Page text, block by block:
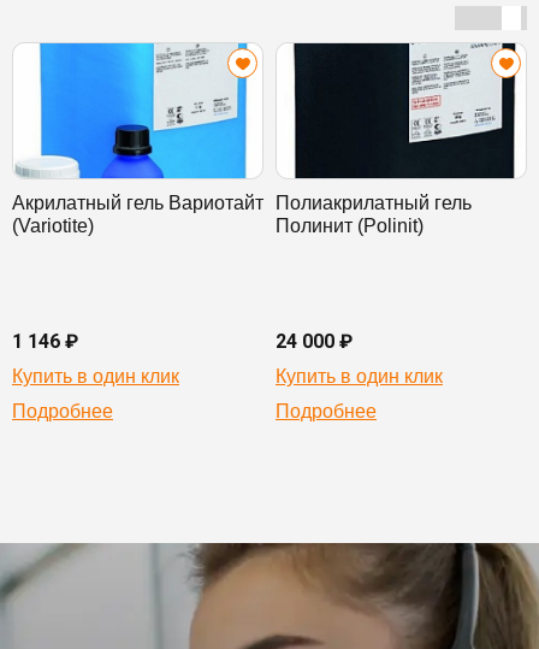
Акрилатный гель Вариотайт
(Variotite)
1 146 ₽
Купить в один клик
Подробнее
Полиакрилатный гель
Полинит (Polinit)
24 000 ₽
Купить в один клик
Подробнее